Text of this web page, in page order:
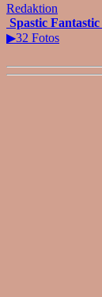
Redaktion
Spastic
▶32 Fotos